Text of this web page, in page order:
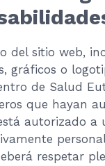
del sitio web,
gráficos o
de Salud
que hayan
autorizado a
respetar